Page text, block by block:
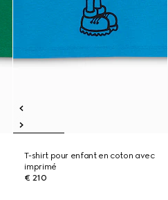
T-shirt pour enfant en coton avec
imprimé
€ 210